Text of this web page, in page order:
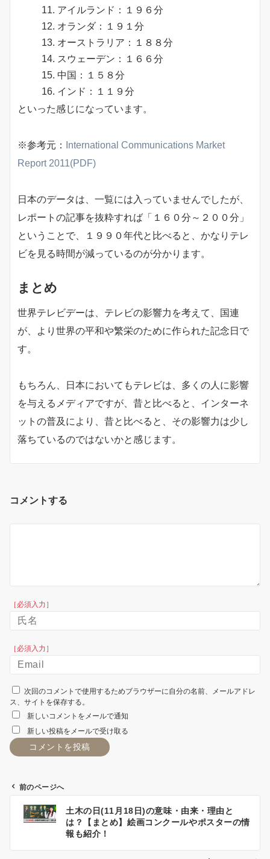
アイルランド：１９６分
オランダ：１９１分
オーストラリア：１８８分
スウェーデン：１６６分
中国：１５８分
インド：１１９分
といった感じになっています。
※参考元：
International Communications Market
Report 2011(PDF)
日本のデータは、一覧には入っていませんでしたが、
レポートの記事を抜粋すれば「１６０分～２００分」
ということで、１９９０年代と比べると、かなりテレ
ビを見る時間が減っているのが分かります。
まとめ
世界テレビデーは、テレビの影響力を考えて、国連
が、より世界の平和や繁栄のために作られた記念日で
す。
もちろん、日本においてもテレビは、多くの人に影響
を与えるメディアですが、昔と比べると、インターネ
ットの普及により、昔と比べると、その影響力は少し
落ちているのではないかと感じます。
コメントする
［必須入力］
［必須入力］
次回のコメントで使用するためブラウザーに自分の名前、メールアドレ
ス、サイトを保存する。
新しいコメントをメールで通知
新しい投稿をメールで受け取る
前のページへ
土木の日(11月18日)の意味・由来・理由と
は？【まとめ】絵画コンクールやポスターの情
報も紹介！